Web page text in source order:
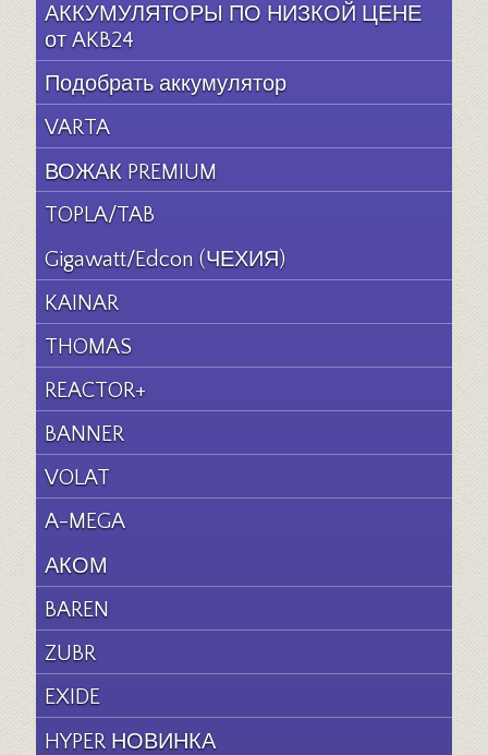
АККУМУЛЯТОРЫ ПО НИЗКОЙ ЦЕНЕ
от AKB24
Подобрать аккумулятор
VARTA
ВОЖАК PREMIUM
TOPLA/TAB
Gigawatt/Edcon (ЧЕХИЯ)
KAINAR
THOMAS
REACTOR+
BANNER
VOLAT
A-MEGA
АКОМ
BAREN
ZUBR
EXIDE
HYPER НОВИНКА